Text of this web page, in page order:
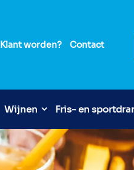
Klant worden? Contact
Wijnen Fris- en